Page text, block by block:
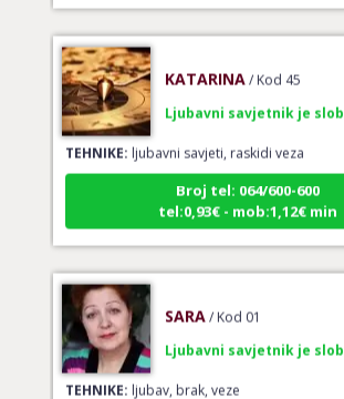
TEHNIKE:ljubavni savjeti, raskidi veza
Broj tel: 064/600-600
tel:0,93€ - mob:1,12€ min
TEHNIKE:ljubav, brak, veze